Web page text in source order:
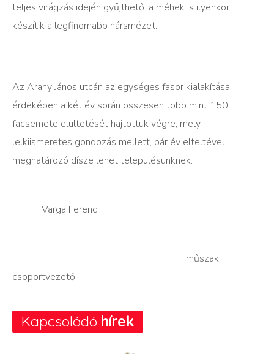
teljes virágzás idején gyűjthető: a méhek is ilyenkor
készítik a legfinomabb hársmézet.
Az Arany János utcán az egységes fasor kialakítása
érdekében a két év során összesen több mint 150
facsemete elültetését hajtottuk végre, mely
lelkiismeretes gondozás mellett, pár év elteltével
meghatározó dísze lehet településünknek.
Varga Ferenc
műszaki
csoportvezető
Kapcsolódó hírek